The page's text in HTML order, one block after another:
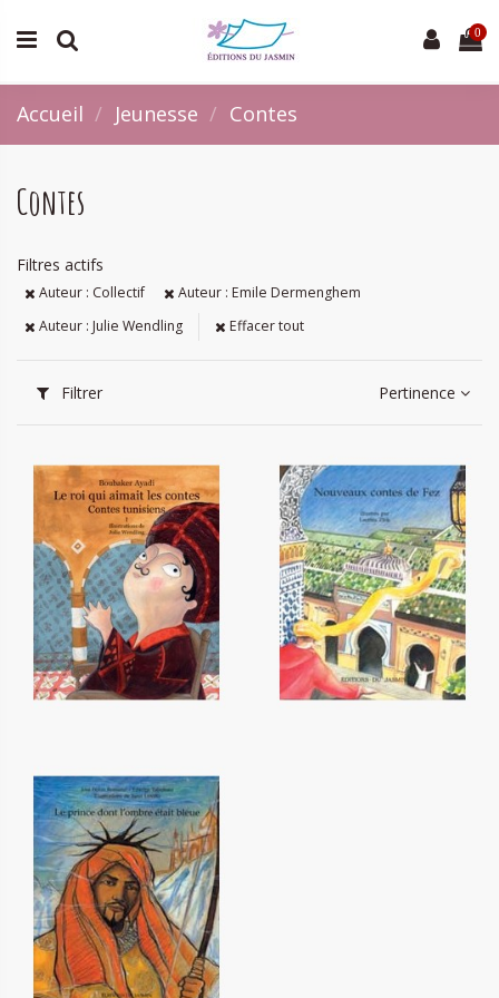
0
Accueil Jeunesse Contes
Contes
Filtres actifs
Auteur : Collectif
Auteur : Emile Dermenghem
Auteur : Julie Wendling
Effacer tout
Filtrer Pertinence
Le roi qui aimait les contes -
Tome 1
12,20 €
Nouveaux contes de Fez
12,20 €
Le prince dont l'ombre était
bleue
12,20 €